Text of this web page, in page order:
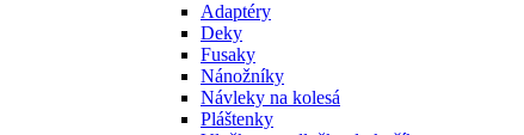
Adaptéry
Deky
Fusaky
Nánožníky
Návleky na kolesá
Pláštenky